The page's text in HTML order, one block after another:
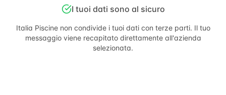
I tuoi dati sono al sicuro
Italia Piscinenon condivide i tuoi dati con terze parti. Il tuo
messaggio viene recapitato direttamente all'azienda
selezionata.